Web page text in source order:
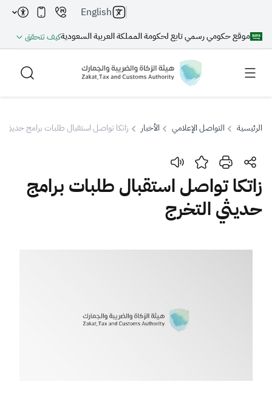
موقع حكومي رسمي تابع لحكومة المملكة العربية السعوديةكيف تتحقق
English
بحث
بحث بحث AI
اقتراحات
الرئيسية التواصل الإعلامي الأخبار زاتكا تواصل استقبال طلبات برامج حديثي
زاتكا تواصل استقبال طلبات برامج
حديثي التخرج